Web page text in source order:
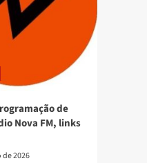
de
Nova FM, links
de 2026